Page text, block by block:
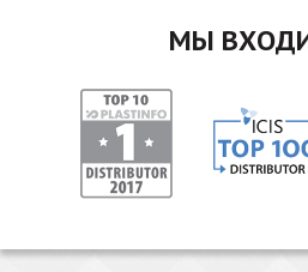
МЫ